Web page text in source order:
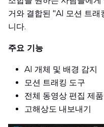
거와 결합된 "AI 모션 트
니다.
주요 기능
AI 개체 및 배경 감지
모션 트래킹 도구
전체 동영상 편집 제
고해상도 내보내기